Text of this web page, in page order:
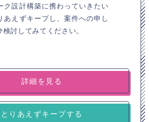
ク設計構築に携わっていきたい
あえずキープし、案件への申し
討してみてください。
詳細を見る
とりあえずキープする